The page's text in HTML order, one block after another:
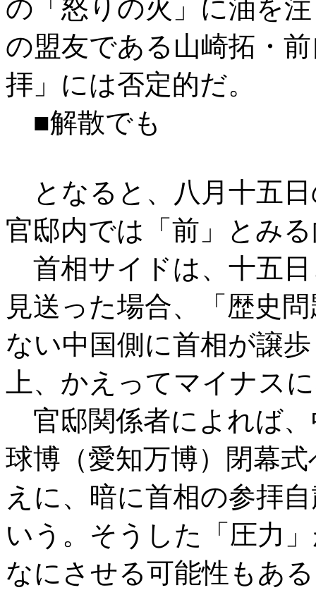
の「怒りの火」に油を
の盟友である山崎拓・
拝」には否定的だ。
■解散でも
となると、八月十五日
官邸内では「前」とみ
首相サイドは、十五
見送った場合、「歴史
ない中国側に首相が譲
上、かえってマイナス
官邸関係者によれば
球博（愛知万博）閉幕
えに、暗に首相の参拝
いう。そうした「圧力
なにさせる可能性もあ